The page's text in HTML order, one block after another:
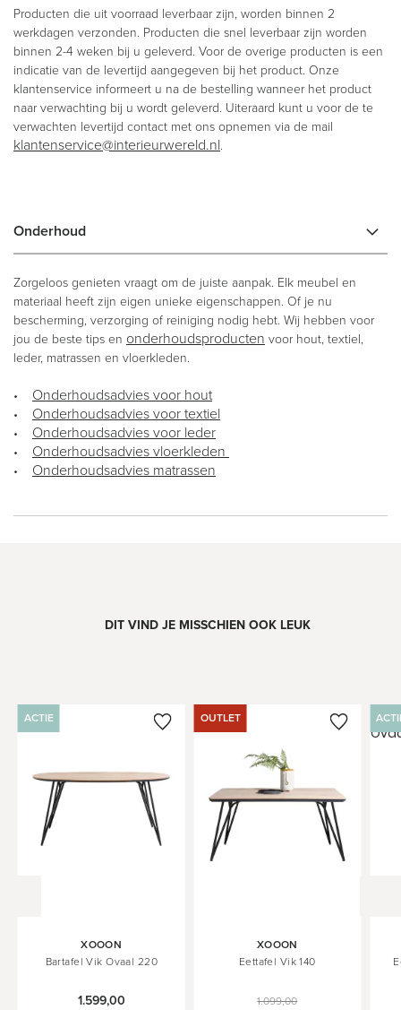
Producten die uit voorraad leverbaar zijn, worden binnen 2
werkdagen verzonden. Producten die snel leverbaar zijn worden
binnen 2-4 weken bij u geleverd. Voor de overige producten is een
indicatie van de levertijd aangegeven bij het product. Onze
klantenservice informeert u na de bestelling wanneer het product
naar verwachting bij u wordt geleverd. Uiteraard kunt u voor de te
verwachten levertijd contact met ons opnemen via de mail
klantenservice@interieurwereld.nl.
Onderhoud
Zorgeloos genieten vraagt om de juiste aanpak. Elk meubel en
materiaal heeft zijn eigen unieke eigenschappen. Of je nu
bescherming, verzorging of reiniging nodig hebt. Wij hebben voor
jou de beste tips en onderhoudsproducten voor hout, textiel,
leder, matrassen en vloerkleden.
• Onderhoudsadvies voor hout
• Onderhoudsadvies voor textiel
• Onderhoudsadvies voor leder
• Onderhoudsadvies vloerkleden
• Onderhoudsadvies matrassen
DIT VIND JE MISSCHIEN OOK LEUK
ACTIE
XOOON
Bartafel Vik Ovaal 220
1.599,00
OUTLET
XOOON
Eettafel Vik 140
1.099,00